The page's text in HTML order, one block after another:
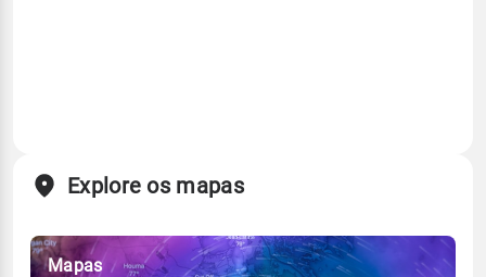
Explore os mapas
Mapas